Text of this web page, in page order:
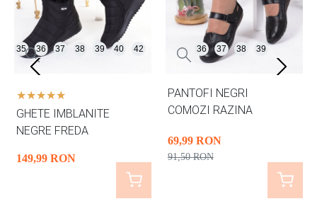
35 36 37 38 39 40 42
GHETE IMBLANITE
NEGRE FREDA
149,99 RON
36 37 38 39
PANTOFI NEGRI
COMOZI RAZINA
69,99 RON
91,50 RON